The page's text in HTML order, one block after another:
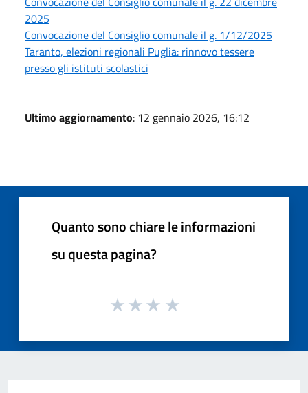
2025
Convocazione del Consiglio comunale il g. 1/12/2025
Taranto, elezioni regionali Puglia: rinnovo tessere
presso gli istituti scolastici
Ultimo aggiornamento: 12 gennaio 2026, 16:12
Quanto sono chiare le informazioni
su questa pagina?